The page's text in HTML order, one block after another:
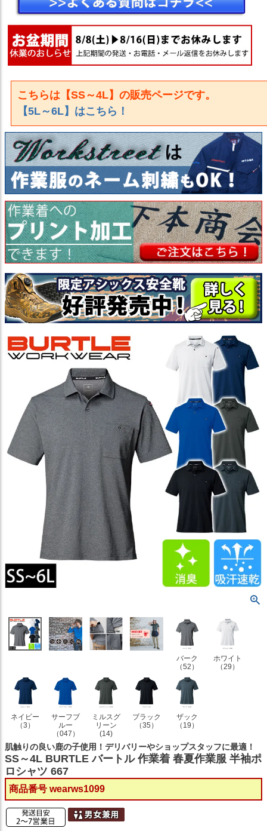
こちらは【SS～4L】の販売ページです。
【5L～6L】はこちら！
バーク
（52）
ホワイト
（29）
ネイビー
（3）
サーフブ
ルー
（047）
ミルスグ
リーン
(14)
ブラック
（35）
ザック
（19）
肌触りの良い鹿の子使用！デリバリーやショップスタッフに最適！
SS～4L BURTLE バートル 作業着 春夏作業服 半袖ポ
ロシャツ 667
商品番号 wearws1099